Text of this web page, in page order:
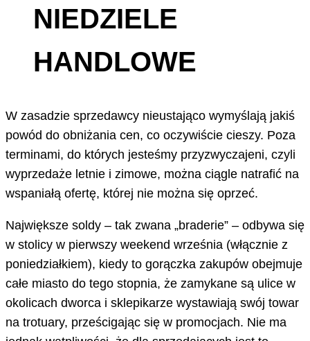
NIEDZIELE
HANDLOWE
W zasadzie sprzedawcy nieustająco wymyślają jakiś
powód do obniżania cen, co oczywiście cieszy. Poza
terminami, do których jesteśmy przyzwyczajeni, czyli
wyprzedaże letnie i zimowe, można ciągle natrafić na
wspaniałą ofertę, której nie można się oprzeć.
Największe soldy – tak zwana „braderie” – odbywa się
w stolicy w pierwszy weekend września (włącznie z
poniedziałkiem), kiedy to gorączka zakupów obejmuje
całe miasto do tego stopnia, że zamykane są ulice w
okolicach dworca i sklepikarze wystawiają swój towar
na trotuary, prześcigając się w promocjach. Nie ma